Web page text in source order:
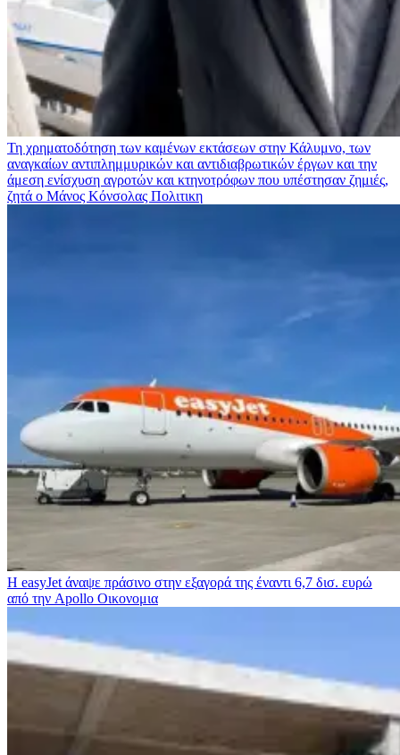
Τη χρηματοδότηση των καμένων εκτάσεων στην Κάλυμνο, των
αναγκαίων αντιπλημμυρικών και αντιδιαβρωτικών έργων και την
άμεση ενίσχυση αγροτών και κτηνοτρόφων που υπέστησαν ζημιές,
ζητά ο Μάνος Κόνσολας Πολιτικη
Η easyJet άναψε πράσινο στην εξαγορά της έναντι 6,7 δισ. ευρώ
από την Apollo Οικονομια